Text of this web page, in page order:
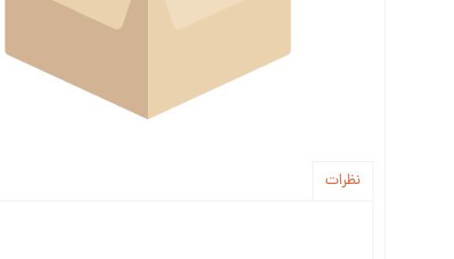
نظرات